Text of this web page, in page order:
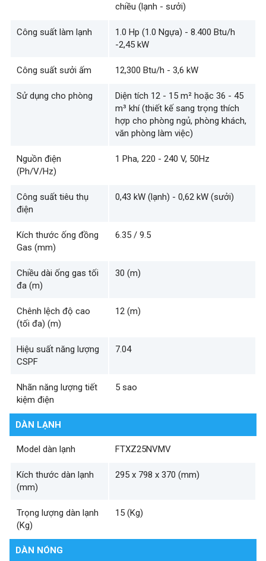
chiều (lạnh - sưởi)
Công suất làm lạnh
1.0 Hp (1.0 Ngựa) - 8.400 Btu/h
-2,45 kW
Công suất sưởi ấm 12,300 Btu/h - 3,6 kW
Sử dụng cho phòng
Diện tích 12 - 15 m² hoặc 36 - 45
m³ khí (thiết kế sang trọng thích
hợp cho phòng ngủ, phòng khách,
văn phòng làm việc)
Nguồn điện
(Ph/V/Hz)
1 Pha, 220 - 240 V, 50Hz
Công suất tiêu thụ
điện
0,43 kW (lạnh) - 0,62 kW (sưởi)
Kích thước ống đồng
Gas (mm)
6.35 / 9.5
Chiều dài ống gas tối
đa (m)
30 (m)
Chênh lệch độ cao
(tối đa) (m)
12 (m)
Hiệu suất năng lượng
CSPF
7.04
Nhãn năng lượng tiết
kiệm điện
5 sao
DÀN LẠNH
Model dàn lạnh FTXZ25NVMV
Kích thước dàn lạnh
(mm)
295 x 798 x 370 (mm)
Trọng lượng dàn lạnh
(Kg)
15 (Kg)
DÀN NÓNG